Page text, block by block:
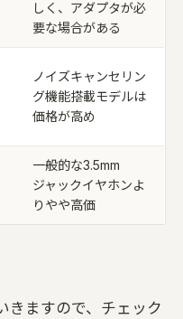
しく、アダプタが必
要な場合がある
ノイズキャンセリン
グ機能搭載モデルは
価格が高め
一般的な3.5mm
ジャックイヤホンよ
りやや高価
きますので、チェック